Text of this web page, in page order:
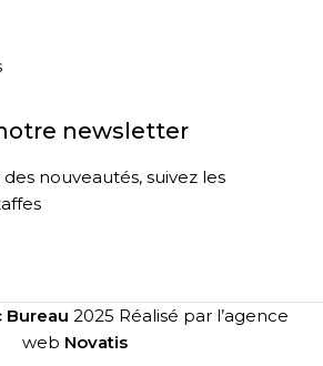
newsletter
nouveautés, suivez les
Bureau 2025 Réalisé par l’agence
web Novatis